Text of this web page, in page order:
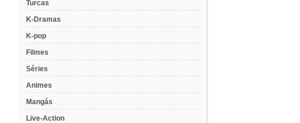
Turcas
K-Dramas
K-pop
Filmes
Séries
Animes
Mangás
Live-Action